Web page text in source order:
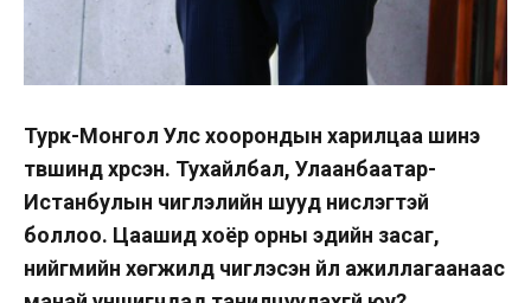
Турк-Монгол Улс хоорондын харилцаа шинэ
түвшинд хүрсэн. Тухайлбал, Улаанбаатар-
Истанбулын чиглэлийн шууд нислэгтэй
боллоо. Цаашид хоёр орны эдийн засаг,
нийгмийн хөгжилд чиглэсэн үйл ажиллагаанаас